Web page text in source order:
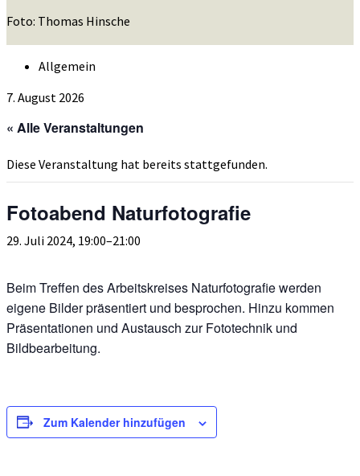
Foto: Thomas Hinsche
Allgemein
7. August 2026
« Alle Veranstaltungen
Diese Veranstaltung hat bereits stattgefunden.
Fotoabend Naturfotografie
29. Juli 2024, 19:00–21:00
Beim Treffen des Arbeitskreises Naturfotografie werden
eigene Bilder präsentiert und besprochen. Hinzu kommen
Präsentationen und Austausch zur Fototechnik und
Bildbearbeitung.
Zum Kalender hinzufügen